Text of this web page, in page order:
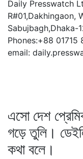
Daily Presswatch
R#01,Dakhingaon,
Sabujbagh,Dhaka-
Phones:+88 01715
email:
এসো দেশ
গড়ে তুলি।
কথা বলে।